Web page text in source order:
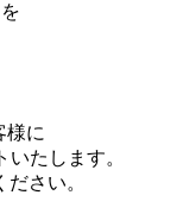
様に
たします。
さい。